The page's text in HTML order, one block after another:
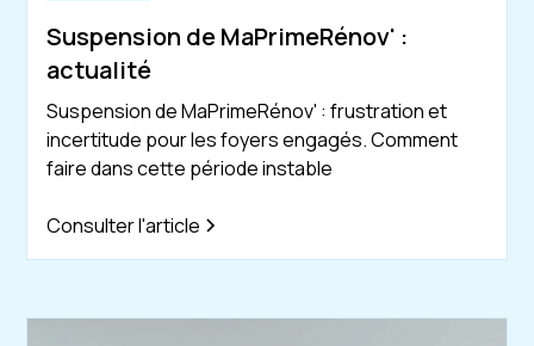
Suspension de MaPrimeRénov' :
actualité
Suspension de MaPrimeRénov' : frustration et
incertitude pour les foyers engagés. Comment
faire dans cette période instable
Consulter l'article